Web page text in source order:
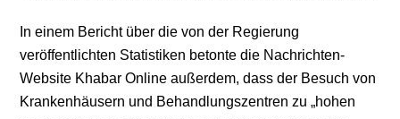
In einem Bericht über die von der Regierung
veröffentlichten Statistiken betonte die Nachrichten-
Website Khabar Online außerdem, dass der Besuch von
Krankenhäusern und Behandlungszentren zu „hohen